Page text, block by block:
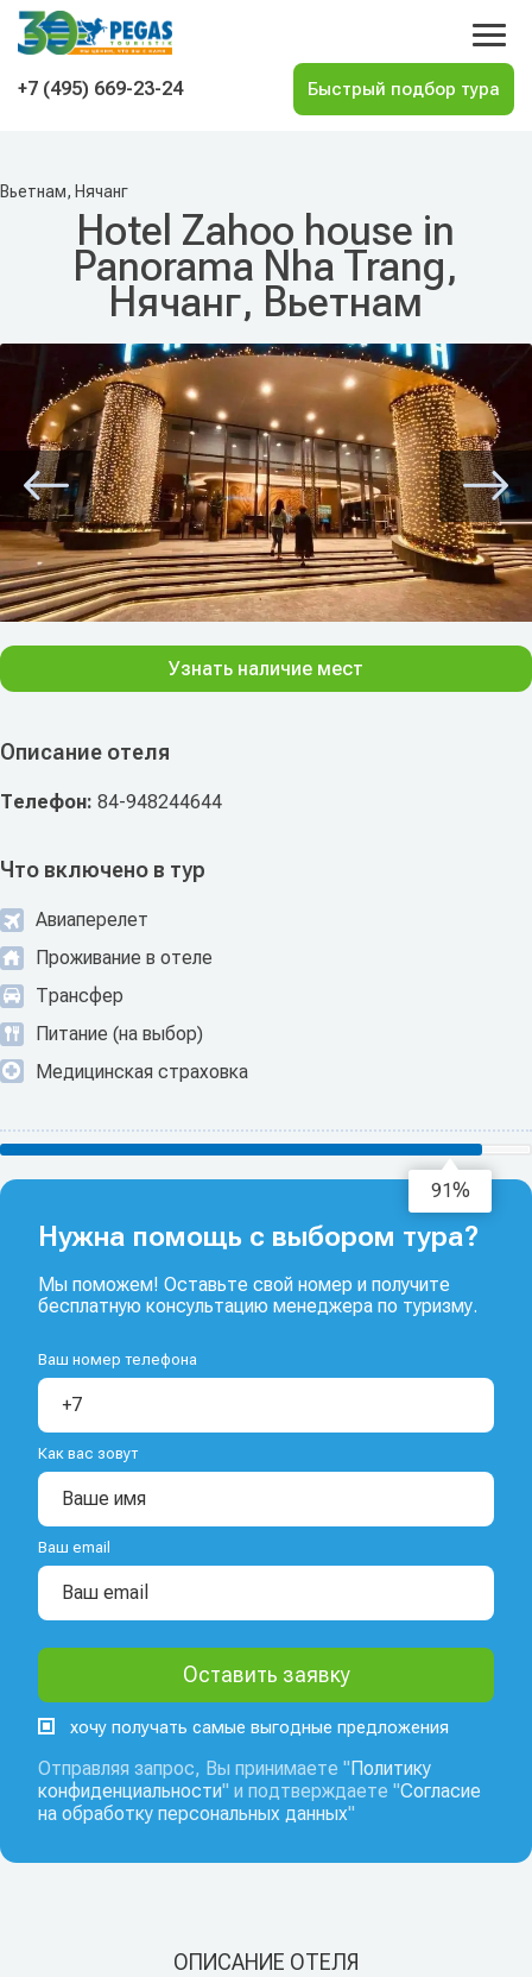
На главную
+7 (495) 669-23-24
Вьетнам, Нячанг
Hotel Zahoo house in
Panorama Nha Trang,
Нячанг, Вьетнам
Описание отеля
Телефон: 84-948244644
Что включено в тур
Авиаперелет
Проживание в отеле
Трансфер
Питание (на выбор)
Медицинская страховка
Узнать наличие мест
93%
Нужна помощь с выбором тура?
Мы поможем! Оставьте свой номер и получите
бесплатную консультацию менеджера по туризму.
Ваш номер телефона
Как вас зовут
Ваш email
хочу получать самые выгодные предложения
Отправляя запрос, Вы принимаете " Политику
конфиденциальности" и подтверждаете "Согласие
на обработку персональных данных"
ОПИСАНИЕ ОТЕЛЯ